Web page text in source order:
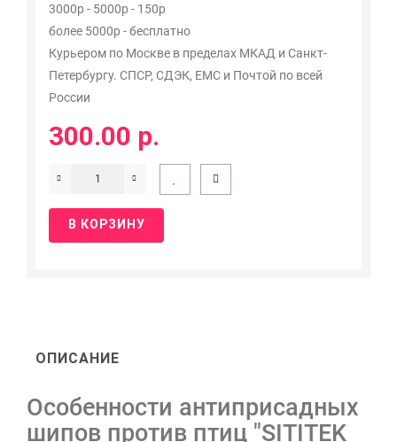
3000р - 5000р - 150р
более 5000р - бесплатно
Курьером по Москве в пределах МКАД и Санкт-
Петербургу. СПСР, СДЭК, ЕМС и Почтой по всей
России
300.00 р.
В КОРЗИНУ
ОПИСАНИЕ
Особенности антиприсадных
шипов против птиц "SITITEK